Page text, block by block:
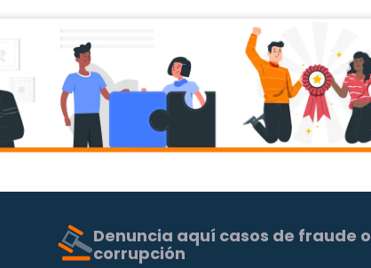
Denuncia aquí casos de fraude o
corrupción